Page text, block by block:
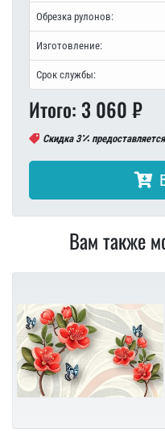
Обрезка рулонов:
Изготовление:
Срок службы:
Итого: 3 060₽
Скидка 3
Вам также